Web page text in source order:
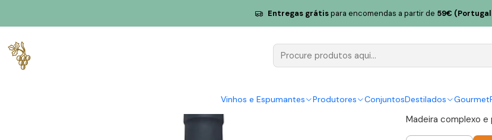
Vinhos e Espumantes Produtores ConjuntosDestilados Gourmet
Entregas grátispara encomendas a partir de 59€
H.M. Borges Tinta Negra Colheita 2013 Meio Seco Madeira 50cl
H.M.
|
Madeira complexo